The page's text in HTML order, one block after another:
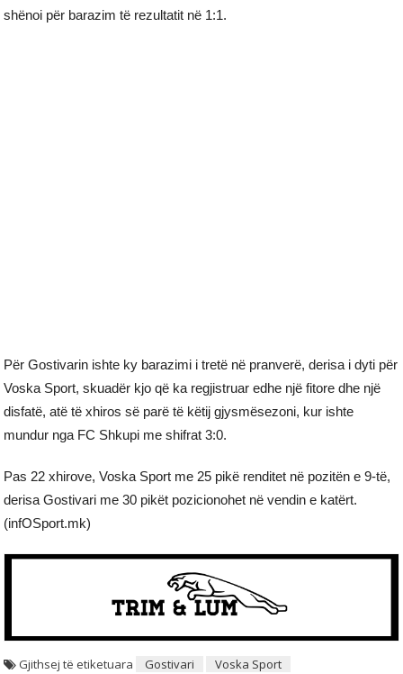
shënoi për barazim të rezultatit në 1:1.
Për Gostivarin ishte ky barazimi i tretë në pranverë, derisa i dyti për
Voska Sport, skuadër kjo që ka regjistruar edhe një fitore dhe një
disfatë, atë të xhiros së parë të këtij gjysmësezoni, kur ishte
mundur nga FC Shkupi me shifrat 3:0.
Pas 22 xhirove, Voska Sport me 25 pikë renditet në pozitën e 9-të,
derisa Gostivari me 30 pikët pozicionohet në vendin e katërt.
(infOSport.mk)
Gjithsej të etiketuara Gostivari Voska Sport